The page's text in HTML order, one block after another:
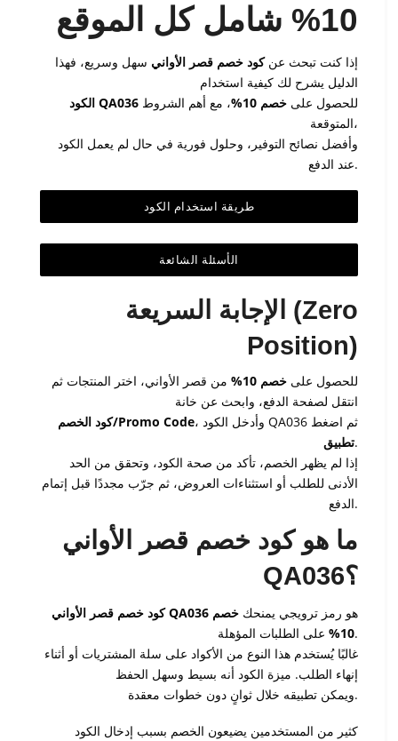
10% شامل كل الموقع
إذا كنت تبحث عنكود خصم قصر الأواني سهل وسريع، فهذا
الدليل يشرح لك كيفية استخدام
الكود QA036
للحصول على خصم 10%
، مع أهم الشروط
المتوقعة،
وأفضل نصائح التوفير، وحلول فورية في حال لم يعمل الكود
عند الدفع.
طريقة استخدام الكود
الأسئلة الشائعة
الإجابة السريعة (Zero
Position)
للحصول على خصم 10%
من قصر الأواني، اختر المنتجات ثم
انتقل لصفحة الدفع، وابحث عن خانة
كود الخصم/Promo Code
QA036 ثم اضغط
تطبيق.
إذا لم يظهر الخصم، تأكد من صحة الكود، وتحقق من الحد
الأدنى للطلب أو استثناءات العروض، ثم جرّب مجددًا قبل إتمام
الدفع.
ما هو كود خصم قصر الأواني
QA036؟
كود خصم قصر الأواني QA036 هو رمز ترويجي يمنحك خصم
10%على الطلبات المؤهلة.
غالبًا يُستخدم هذا النوع من الأكواد على سلة المشتريات أو أثناء
إنهاء الطلب. ميزة الكود أنه بسيط وسهل الحفظ
ويمكن تطبيقه خلال ثوانٍ دون خطوات معقدة.
كثير من المستخدمين يضيعون الخصم بسبب إدخال الكود